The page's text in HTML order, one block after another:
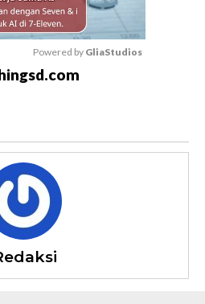
Powered by GliaStudios